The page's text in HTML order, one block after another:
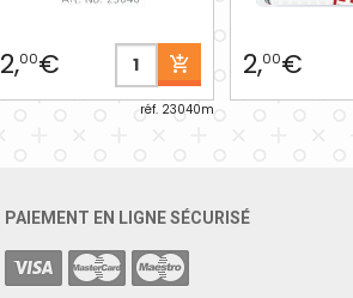
2,00€
réf. 23040m
2,00€
PAIEMENT EN LIGNE SÉCURISÉ